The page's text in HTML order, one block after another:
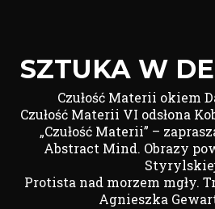
SZTUKA W
Czułość Materii okiem
Czułość Materii VI odsłona
„Czułość Materii” –
Abstract Mind. Obrazy
Protista nad morzem mgły.
Agnieszka